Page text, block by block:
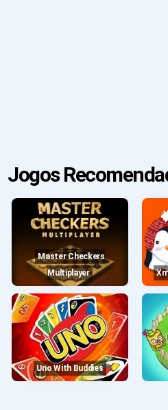
Jogos
Master Checkers
Multiplayer
Uno With Buddies